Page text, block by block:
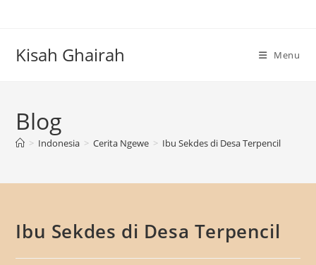
Kisah Ghairah Menu
Blog
> Indonesia > Cerita Ngewe > Ibu Sekdes di Desa Terpencil
Ibu Sekdes di Desa Terpencil